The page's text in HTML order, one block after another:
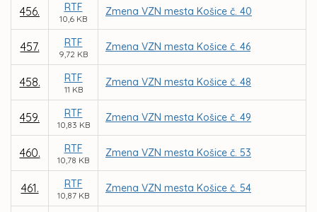
456. RTF
10,6 KB
Zmena VZN mesta Košice č. 40
457. RTF
9,72 KB
Zmena VZN mesta Košice č. 46
458. RTF
11 KB
Zmena VZN mesta Košice č. 48
459. RTF
10,83 KB
Zmena VZN mesta Košice č. 49
460. RTF
10,78 KB
Zmena VZN mesta Košice č. 53
461. RTF
10,87 KB
Zmena VZN mesta Košice č. 54